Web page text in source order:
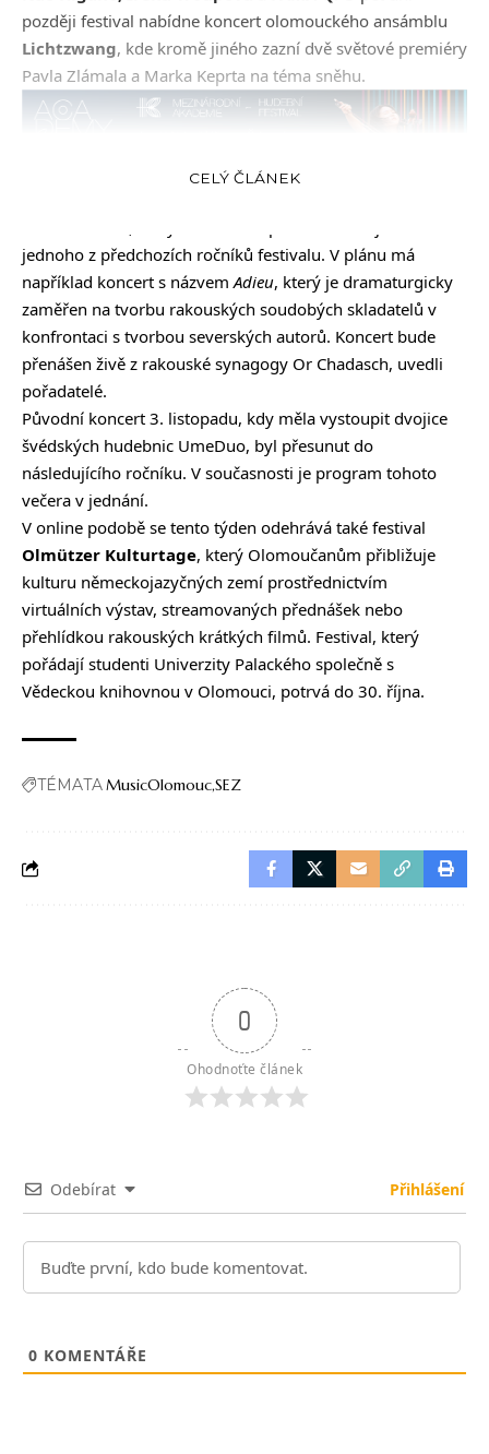
později festival nabídne koncert olomouckého ansámblu
Lichtzwang, kde kromě jiného zazní dvě světové premiéry
Pavla Zlámala a Marka Keprta na téma sněhu.
jednoho z předchozích ročníků festivalu. V plánu má
například koncert s názvem Adieu, který je dramaturgicky
zaměřen na tvorbu rakouských soudobých skladatelů v
konfrontaci s tvorbou severských autorů. Koncert bude
přenášen živě z rakouské synagogy Or Chadasch, uvedli
pořadatelé.
Původní koncert 3. listopadu, kdy měla vystoupit dvojice
švédských hudebnic UmeDuo, byl přesunut do
následujícího ročníku. V současnosti je program tohoto
večera v jednání.
V online podobě se tento týden odehrává také festival
Olmützer Kulturtage, který Olomoučanům přibližuje
kulturu německojazyčných zemí prostřednictvím
virtuálních výstav, streamovaných přednášek nebo
přehlídkou rakouských krátkých filmů. Festival, který
pořádají studenti Univerzity Palackého společně s
Vědeckou knihovnou v Olomouci, potrvá do 30. října.
TÉMATAMusicOlomoucSEZ
0
Ohodnoťte článek
Odebírat Přihlášení
0 KOMENTÁŘE
CELÝ ČLÁNEK